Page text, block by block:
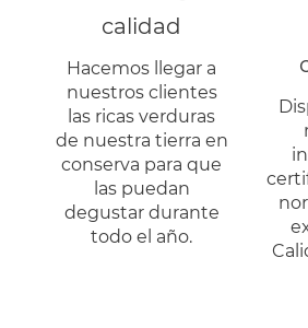
calidad
Hacemos llegar a
nuestros clientes
las ricas verduras
de nuestra tierra en
conserva para que
las puedan
degustar durante
todo el año.